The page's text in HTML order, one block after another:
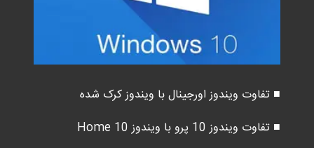
■ تفاوت ویندوز اورجینال با ویندوز کرک شده
■ تفاوت ویندوز 10 پرو با ویندوز 10 Home